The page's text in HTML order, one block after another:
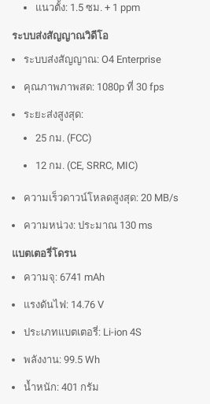
แนวตั้ง: 1.5 ซม. + 1 ppm
ระบบส่งสัญญาณวิดีโอ
ระบบส่งสัญญาณ: O4 Enterprise
คุณภาพภาพสด: 1080p ที่ 30 fps
ระยะส่งสูงสุด:
25 กม. (FCC)
12 กม. (CE, SRRC, MIC)
ความเร็วดาวน์โหลดสูงสุด: 20 MB/s
ความหน่วง: ประมาณ 130 ms
แบตเตอรี่โดรน
ความจุ: 6741 mAh
แรงดันไฟ: 14.76 V
ประเภทแบตเตอรี่: Li-ion 4S
พลังงาน: 99.5 Wh
น้ำหนัก: 401 กรัม